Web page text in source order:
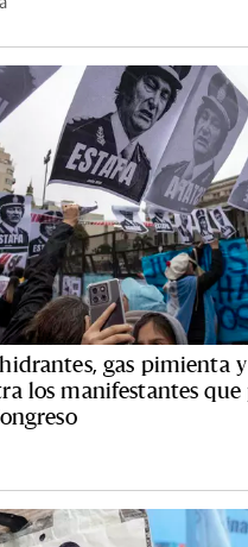
gas pimienta
los manifestantes